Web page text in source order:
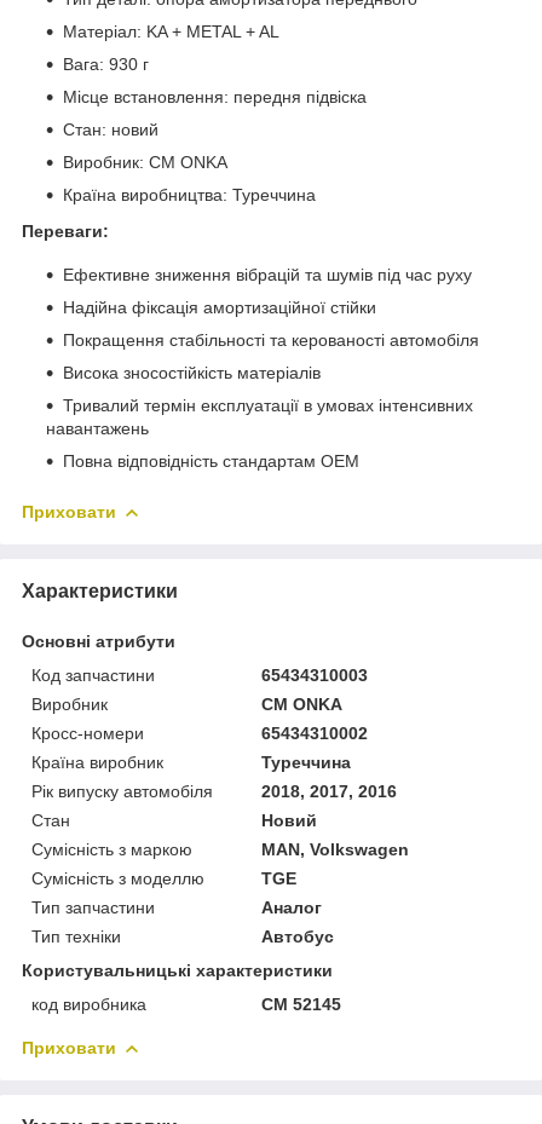
Матеріал: KA + METAL + AL
Вага: 930 г
Місце встановлення: передня підвіска
Стан: новий
Виробник: CM ONKA
Країна виробництва: Туреччина
Переваги:
Ефективне зниження вібрацій та шумів під час руху
Надійна фіксація амортизаційної стійки
Покращення стабільності та керованості автомобіля
Висока зносостійкість матеріалів
Тривалий термін експлуатації в умовах інтенсивних
навантажень
Повна відповідність стандартам OEM
Приховати
Характеристики
Основні атрибути
Код запчастини
65434310003
Виробник
CM ONKA
Кросс-номери
65434310002
Країна виробник
Туреччина
Рік випуску автомобіля
2018, 2017, 2016
Стан
Новий
Сумісність з маркою
MAN, Volkswagen
Сумісність з моделлю
TGE
Тип запчастини
Аналог
Тип техніки
Автобус
Користувальницькі характеристики
код виробника
CM 52145
Приховати